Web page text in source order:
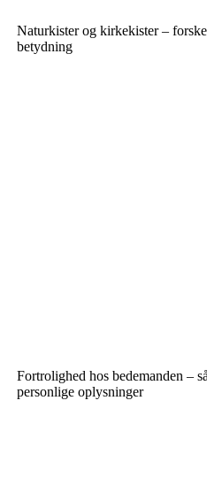
Naturkister og kirkekister –
betydning
Fortrolighed hos bedemanden –
personlige oplysninger